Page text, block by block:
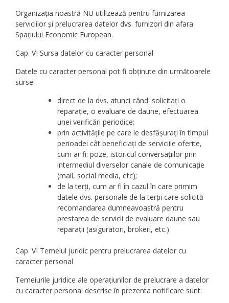
Organizația noastră NU utilizează pentru furnizarea
serviciilor și prelucrarea datelor dvs. furnizori din afara
Spațiului Economic European.
Cap. VI Sursa datelor cu caracter personal
Datele cu caracter personal pot fi obținute din următoarele
surse:
direct de la dvs. atunci când: solicitați o
reparație, o evaluare de daune, efectuarea
unei verificări periodice;
prin activitățile pe care le desfășurați în timpul
perioadei cât beneficiați de serviciile oferite,
cum ar fi: poze, istoricul conversațiilor prin
intermediul diverselor canale de comunicație
(mail, social media, etc);
de la terți, cum ar fi în cazul în care primim
datele dvs. personale de la terții care solicită
recomandarea dumneavoastră pentru
prestarea de servicii de evaluare daune sau
reparații (asiguratori, brokeri, etc.)
Cap. VI Temeiul juridic pentru prelucrarea datelor cu
caracter personal
Temeiurile juridice ale operațiunilor de prelucrare a datelor
cu caracter personal descrise în prezenta notificare sunt: